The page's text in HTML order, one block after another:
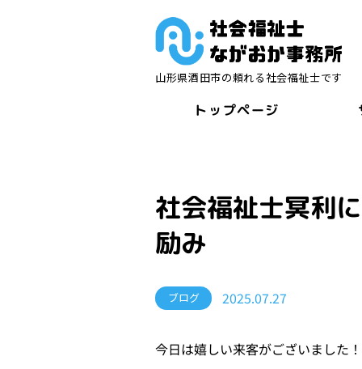
山形県酒田市の頼れる社会福祉士です
トップページ
社会福祉士冥利
励み
ブログ 2025.07.27
今日は嬉しい来客がございました